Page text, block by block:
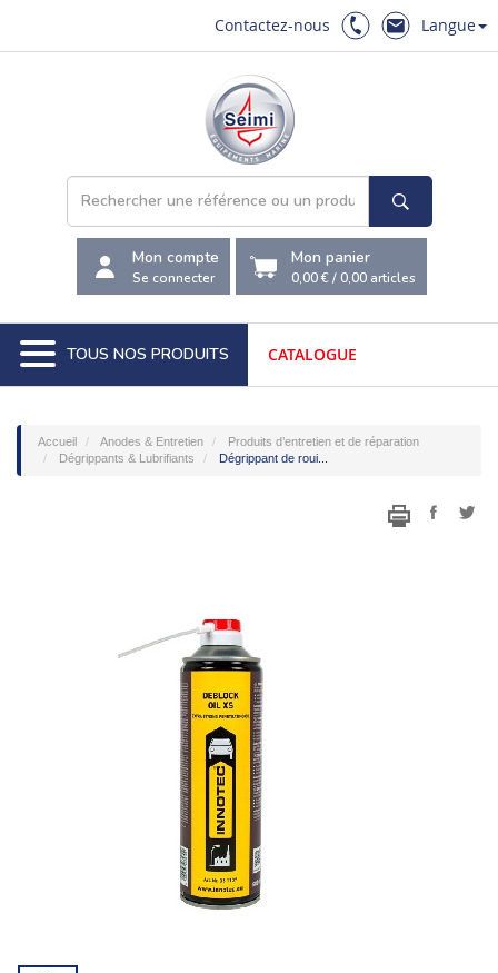
Contactez-nous Langue
Mon compte
Se connecter
Mon panier
0,00 €/0,00 articles
TOUS NOS PRODUITS CATALOGUE
Accueil Anodes & Entretien
Produits d’entretien et de réparation
Dégrippants & Lubrifiants
Dégrippant de roui...